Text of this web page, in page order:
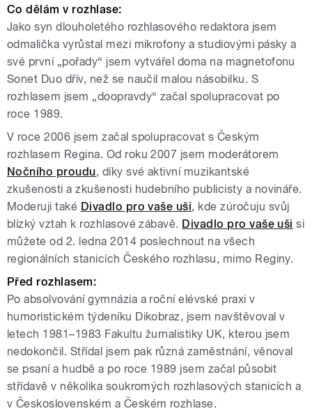
Co dělám v rozhlase:
Jako syn dlouholetého rozhlasového redaktora jsem
odmalička vyrůstal mezi mikrofony a studiovými pásky a
své první „pořady“ jsem vytvářel doma na magnetofonu
Sonet Duo dřív, než se naučil malou násobilku. S
rozhlasem jsem „doopravdy“ začal spolupracovat po
roce 1989.
V roce 2006 jsem začal spolupracovat s Českým
rozhlasem Regina. Od roku 2007 jsem moderátorem
Nočního proudu, díky své aktivní muzikantské
zkušenosti a zkušenosti hudebního publicisty a novináře.
Moderuji také Divadlo pro vaše uši, kde zúročuju svůj
blízký vztah k rozhlasové zábavě. Divadlo pro vaše uši si
můžete od 2. ledna 2014 poslechnout na všech
regionálních stanicích Českého rozhlasu, mimo Reginy.
Před rozhlasem:
Po absolvování gymnázia a roční elévské praxi v
humoristickém týdeníku Dikobraz, jsem navštěvoval v
letech 1981–1983 Fakultu žurnalistiky UK, kterou jsem
nedokončil. Střídal jsem pak různá zaměstnání, věnoval
se psaní a hudbě a po roce 1989 jsem začal působit
střídavě v několika soukromých rozhlasových stanicích a
v Československém a Českém rozhlase.